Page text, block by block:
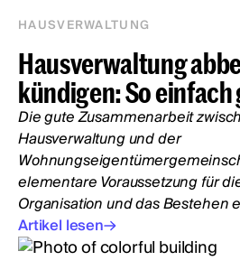
HAUSVERWALTUNG
Hausverwaltung
kündigen: So einfach
Die gute Zusammenarbeit
Hausverwaltung und der
elementare Voraussetzung für
Organisation und das Bestehen
Artikel lesen